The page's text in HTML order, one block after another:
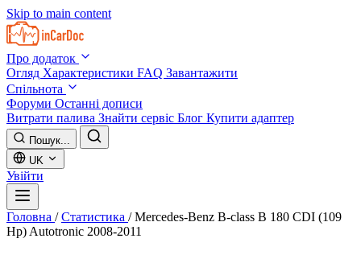
Skip to main content
Про додаток
Огляд Характеристики FAQ Завантажити
Спільнота
Форуми Останні дописи
Витрати палива Знайти сервіс Блог Купити адаптер
Пошук...
UK
Увійти
Головна / Статистика / Mercedes-Benz B-class B 180 CDI (109
Hp) Autotronic 2008-2011